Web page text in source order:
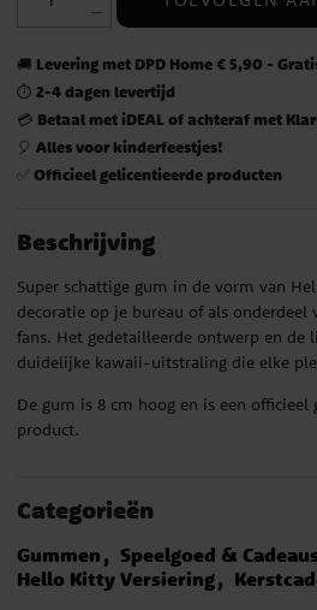
🚚 Levering met DPD Home € 5,90 -
⏱️ 2-4 dagen levertijd
💳 Betaal met iDEAL of achteraf met
🎈 Alles voor kinderfeestjes!
✅ Officieel gelicentieerde producten
Beschrijving
Super schattige gum in de vorm van
decoratie op je bureau of als onderdeel
fans. Het gedetailleerde ontwerp en de
duidelijke kawaii-uitstraling die elke
De gum is 8 cm hoog en is een
product.
Categorieën
Gummen Speelgoed &
Hello Kitty Versiering